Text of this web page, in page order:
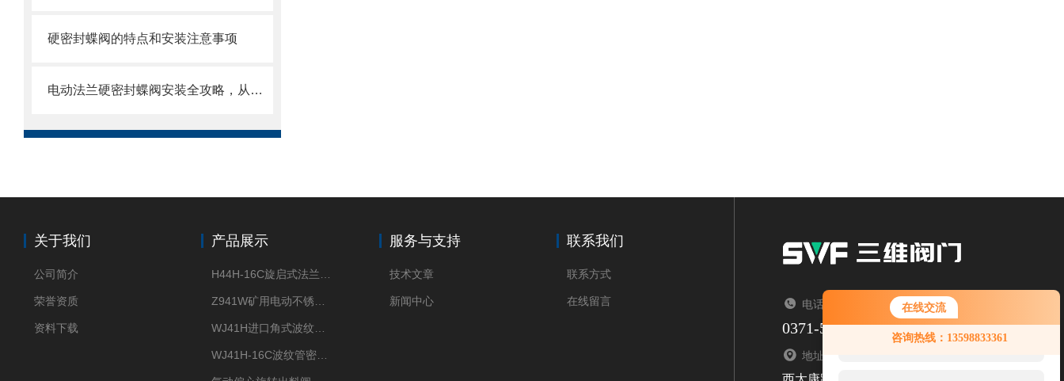
在线交流
咨询热线：13598833361
您好！欢迎前来咨询，很高兴为您
服务，请问您要咨询什么问题呢？
硬密封蝶阀的特点和安装注意事项
电动法兰硬密封蝶阀安装全攻略，从基础到调试的精密指南
关于我们
公司简介
荣誉资质
资料下载
产品展示 服务与支持
技术文章
新闻中心
联系我们
联系方式
在线留言 电话：TEL
0371-53788336
地址：ADDRESS